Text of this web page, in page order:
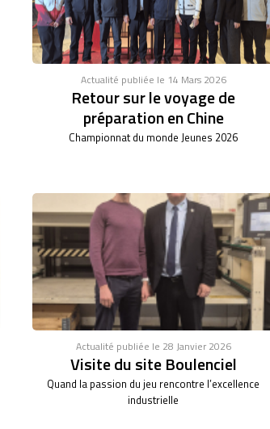
Actualité publiée le 14 Mars 2026
Retour sur le voyage de
préparation en Chine
Championnat du monde Jeunes 2026
Actualité publiée le 28 Janvier 2026
Visite du site Boulenciel
Quand la passion du jeu rencontre l’excellence
industrielle